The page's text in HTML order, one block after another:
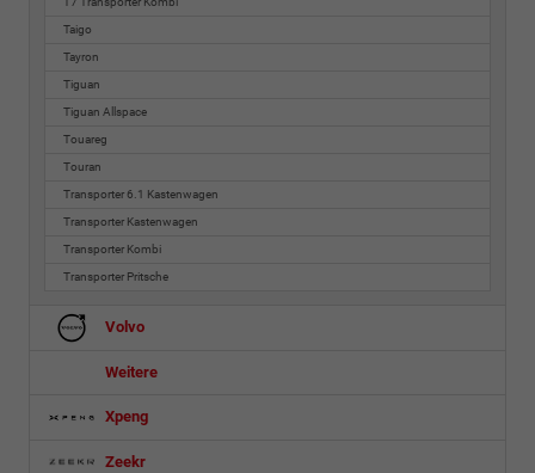
Taigo
Tayron
Tiguan
Tiguan Allspace
Touareg
Touran
Transporter 6.1 Kastenwagen
Transporter Kastenwagen
Transporter Kombi
Transporter Pritsche
Volvo
Weitere
Xpeng
Zeekr